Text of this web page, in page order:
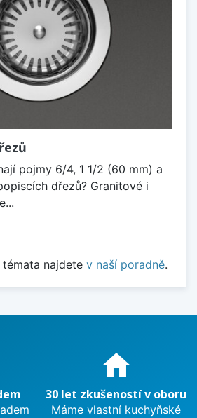
pojmy 6/4, 1 1/2 (60 mm) a
dřezů? Granitové i
najdete v naší poradně.
nás? home
30 let zkušeností v oboru
Máme vlastní kuchyňské